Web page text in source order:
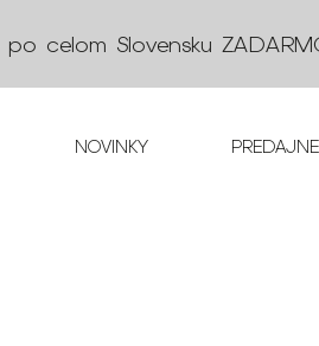
po celom Slovensku
NOVINKY PREDAJNE